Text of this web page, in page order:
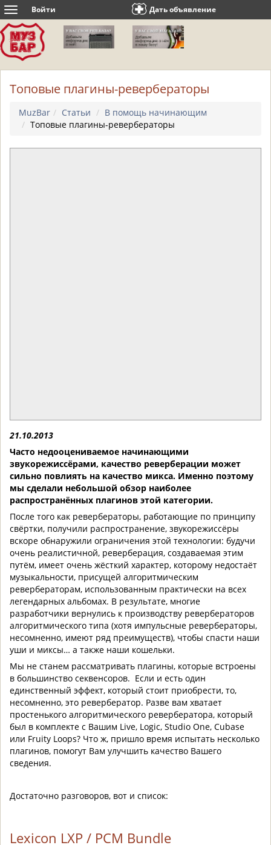
Toggle
navigation
Войти Дать объявление
Топовые плагины-ревербераторы
MuzBar Статьи
В помощь начинающим
Топовые плагины-ревербераторы
21.10.2013
Часто недооцениваемое начинающими
звукорежиссёрами, качество реверберации может
сильно повлиять на качество микса. Именно поэтому
мы сделали небольшой обзор наиболее
распространённых плагинов этой категории.
После того как ревербераторы, работающие по принципу
свёртки, получили распространение, звукорежиссёры
вскоре обнаружили ограничения этой технологии: будучи
очень реалистичной, реверберация, создаваемая этим
путём, имеет очень жёсткий характер, которому недостаёт
музыкальности, присущей алгоритмическим
ревербераторам, использованным практически на всех
легендарных альбомах. В результате, многие
разработчики вернулись к производству ревербераторов
алгоритмического типа (хотя импульсные ревербераторы,
несомненно, имеют ряд преимуществ), чтобы спасти наши
уши и миксы… а также наши кошельки.
Мы не станем рассматривать плагины, которые встроены
в большинство секвенсоров. Если и есть один
единственный эффект, который стоит приобрести, то,
несомненно, это ревербератор. Разве вам хватает
простенького алгоритмического ревербератора, который
был в комплекте с Вашим Live, Logic, Studio One, Cubase
или Fruity Loops? Что ж, пришло время испытать несколько
плагинов, помогут Вам улучшить качество Вашего
сведения.
Достаточно разговоров, вот и список:
Lexicon LXP / PCM Bundle